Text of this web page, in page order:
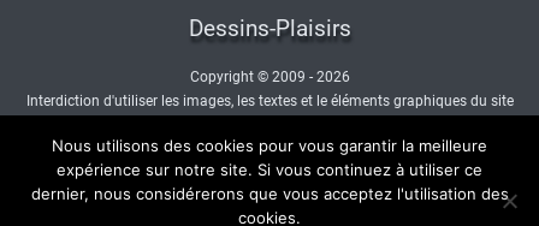
Dessins-Plaisirs
Copyright © 2009 - 2026
Interdiction d'utiliser les images, les textes et le éléments graphiques du site
- Nous contacter -
Nous utilisons des cookies pour vous garantir la meilleure
expérience sur notre site. Si vous continuez à utiliser ce
dernier, nous considérerons que vous acceptez l'utilisation des
cookies.